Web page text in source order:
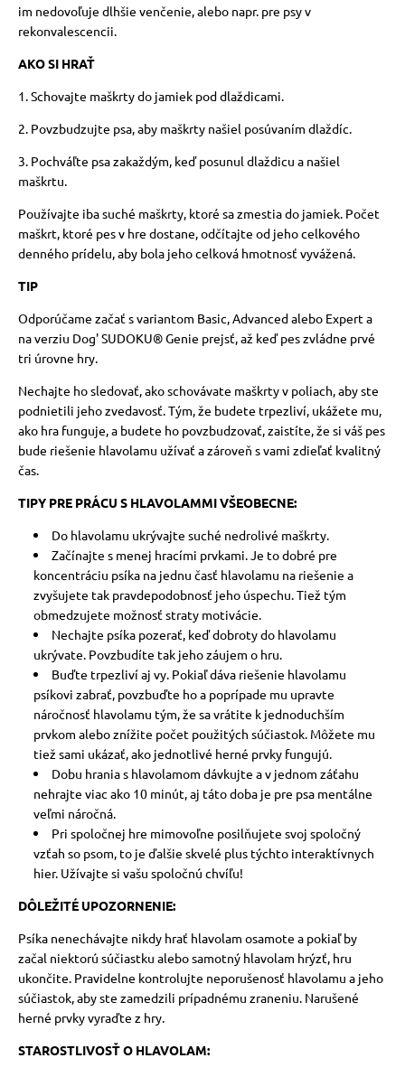
im nedovoľuje dlhšie venčenie, alebo napr. pre psy v
rekonvalescencii.
AKO SI HRAŤ
1. Schovajte maškrty do jamiek pod dlaždicami.
2. Povzbudzujte psa, aby maškrty našiel posúvaním dlaždíc.
3. Pochváľte psa zakaždým, keď posunul dlaždicu a našiel
maškrtu.
Používajte iba suché maškrty, ktoré sa zmestia do jamiek. Počet
maškrt, ktoré pes v hre dostane, odčítajte od jeho celkového
denného prídelu, aby bola jeho celková hmotnosť vyvážená.
TIP
Odporúčame začať s variantom Basic, Advanced alebo Expert a
na verziu Dog' SUDOKU® Genie prejsť, až keď pes zvládne prvé
tri úrovne hry.
Nechajte ho sledovať, ako schovávate maškrty v poliach, aby ste
podnietili jeho zvedavosť. Tým, že budete trpezliví, ukážete mu,
ako hra funguje, a budete ho povzbudzovať, zaistíte, že si váš pes
bude riešenie hlavolamu užívať a zároveň s vami zdieľať kvalitný
čas.
TIPY PRE PRÁCU S HLAVOLAMMI VŠEOBECNE:
Do hlavolamu ukrývajte suché nedrolivé maškrty.
Začínajte s menej hracími prvkami. Je to dobré pre
koncentráciu psíka na jednu časť hlavolamu na riešenie a
zvyšujete tak pravdepodobnosť jeho úspechu. Tiež tým
obmedzujete možnosť straty motivácie.
Nechajte psíka pozerať, keď dobroty do hlavolamu
ukrývate. Povzbudíte tak jeho záujem o hru.
Buďte trpezliví aj vy. Pokiaľ dáva riešenie hlavolamu
psíkovi zabrať, povzbuďte ho a poprípade mu upravte
náročnosť hlavolamu tým, že sa vrátite k jednoduchším
prvkom alebo znížite počet použitých súčiastok. Môžete mu
tiež sami ukázať, ako jednotlivé herné prvky fungujú.
Dobu hrania s hlavolamom dávkujte a v jednom záťahu
nehrajte viac ako 10 minút, aj táto doba je pre psa mentálne
veľmi náročná.
Pri spoločnej hre mimovoľne posilňujete svoj spoločný
vzťah so psom, to je ďalšie skvelé plus týchto interaktívnych
hier. Užívajte si vašu spoločnú chvíľu!
DÔLEŽITÉ UPOZORNENIE:
Psíka nenechávajte nikdy hrať hlavolam osamote a pokiaľ by
začal niektorú súčiastku alebo samotný hlavolam hrýzť, hru
ukončite. Pravidelne kontrolujte neporušenosť hlavolamu a jeho
súčiastok, aby ste zamedzili prípadnému zraneniu. Narušené
herné prvky vyraďte z hry.
STAROSTLIVOSŤ O HLAVOLAM: